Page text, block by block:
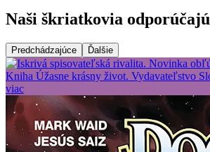
Naši škriatkovia odporúčajú
Predchádzajúce Ďalšie